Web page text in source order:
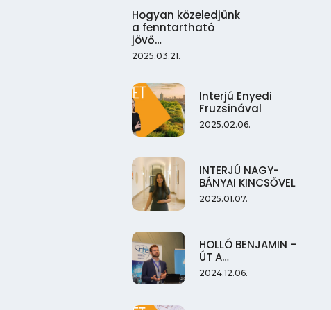
Hogyan közeledjünk
a fenntartható
jövő…
2025.03.21.
Interjú Enyedi
Fruzsinával
2025.02.06.
INTERJÚ NAGY-
BÁNYAI KINCSŐVEL
2025.01.07.
HOLLÓ BENJAMIN –
ÚT A…
2024.12.06.